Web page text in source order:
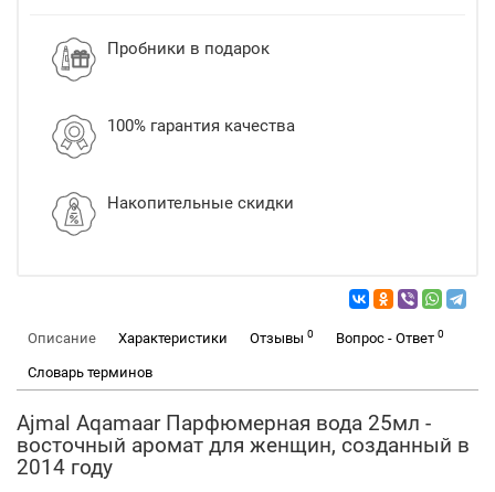
Пробники в подарок
100% гарантия качества
Накопительные скидки
Описание Характеристики Отзывы 0 Вопрос - Ответ 0
Словарь терминов
Ajmal Aqamaar Парфюмерная вода 25мл -
восточный аромат для женщин, созданный в
2014 году